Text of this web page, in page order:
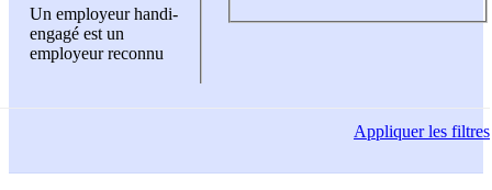
Un employeur handi-
engagé est un
employeur reconnu
Appliquerles filtres